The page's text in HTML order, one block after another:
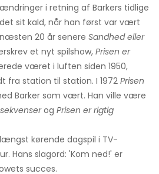
i retning af Barkers tidlige
sit kald, når han først var vært
20 år senere Sandhed eller
et nyt spilshow, Prisen er
været i luften siden 1950,
fra station til station. I 1972 Prisen
Barker som vært. Han ville være
og Prisen er rigtig
kørende dagspil i TV-
Hans slagord: 'Kom ned!' er
succes.